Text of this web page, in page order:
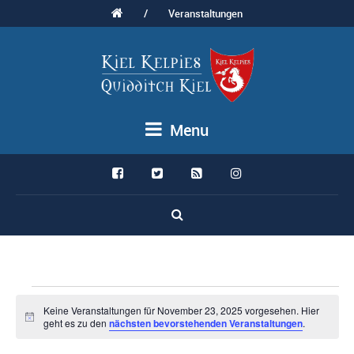
/ Veranstaltungen
Menu
Veranstaltungen
für
Hinweis
Keine Veranstaltungen für November 23, 2025 vorgesehen. Hier
geht es zu dennächsten bevorstehenden Veranstaltungen.